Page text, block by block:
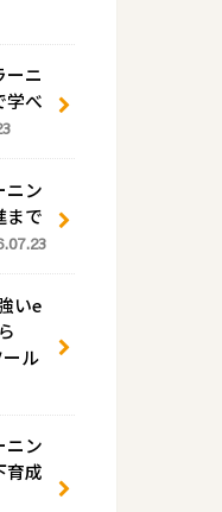
ーニ
学べ
ニン
まで
いe
ル
ニン
育成